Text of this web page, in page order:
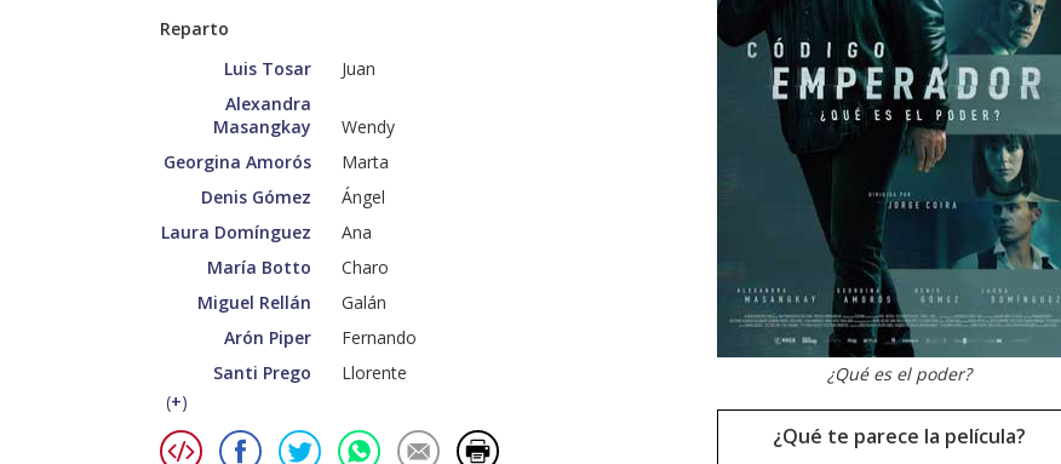
Reparto
Luis Tosar
Juan
Alexandra
Masangkay
Wendy
Georgina Amorós
Marta
Denis Gómez
Ángel
Laura Domínguez
Ana
María Botto
Charo
Miguel Rellán
Galán
Arón Piper
Fernando
Santi Prego
Llorente
(+)
¿Qué es el poder?
¿Qué te parece la película?